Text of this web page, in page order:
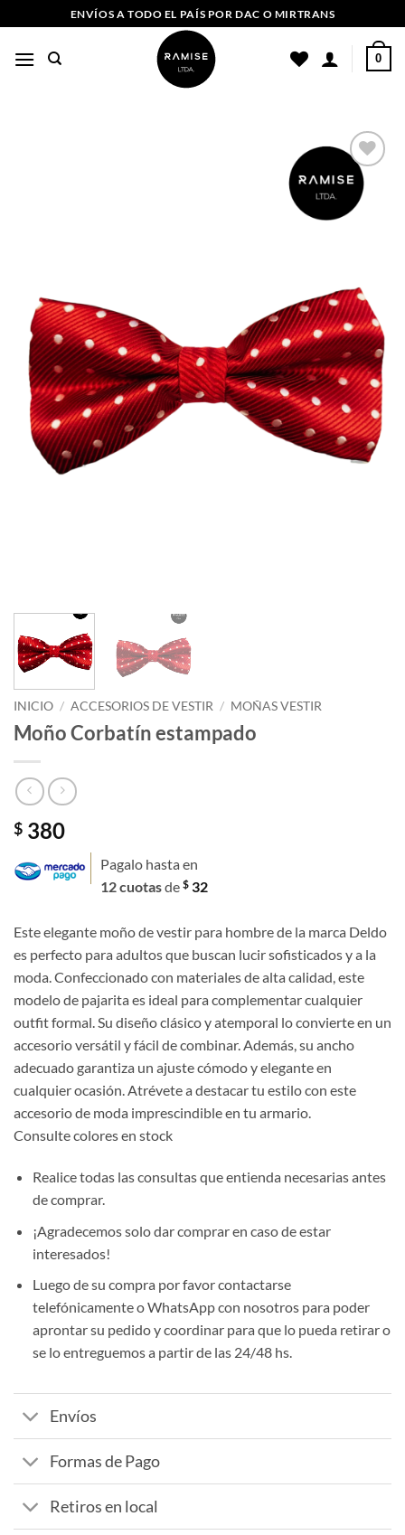
al
contenido
ENVÍOS A TODO EL PAÍS POR DAC O MIRTRANS
0
Añadir
a la
lista
INICIO / ACCESORIOS DE VESTIR / MOÑAS VESTIR
Moño Corbatín estampado
$ 380
Pagalo hasta en
12 cuotasde $ 32
Este elegante moño de vestir para hombre de la marca Deldo
es perfecto para adultos que buscan lucir sofisticados y a la
moda. Confeccionado con materiales de alta calidad, este
modelo de pajarita es ideal para complementar cualquier
outfit formal. Su diseño clásico y atemporal lo convierte en un
accesorio versátil y fácil de combinar. Además, su ancho
adecuado garantiza un ajuste cómodo y elegante en
cualquier ocasión. Atrévete a destacar tu estilo con este
accesorio de moda imprescindible en tu armario.
Consulte colores en stock
Realice todas las consultas que entienda necesarias antes
de comprar.
¡Agradecemos solo dar comprar en caso de estar
interesados!
Luego de su compra por favor contactarse
telefónicamente o WhatsApp con nosotros para poder
aprontar su pedido y coordinar para que lo pueda retirar o
se lo entreguemos a partir de las 24/48 hs.
Envíos
Formas de Pago
Retiros en local